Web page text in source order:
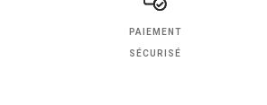
PAIEMENT
SÉCURISÉ